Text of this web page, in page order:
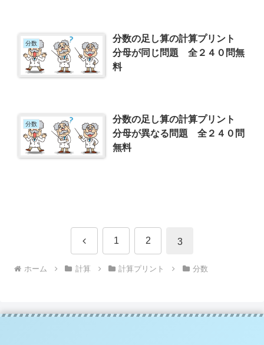
分数
分数の足し算の計算プリント
分母が同じ問題 全２４０問無
料
分数
分数の足し算の計算プリント
分母が異なる問題 全２４０問
無料
前
へ
1 2 3
ホーム 計算 計算プリント 分数